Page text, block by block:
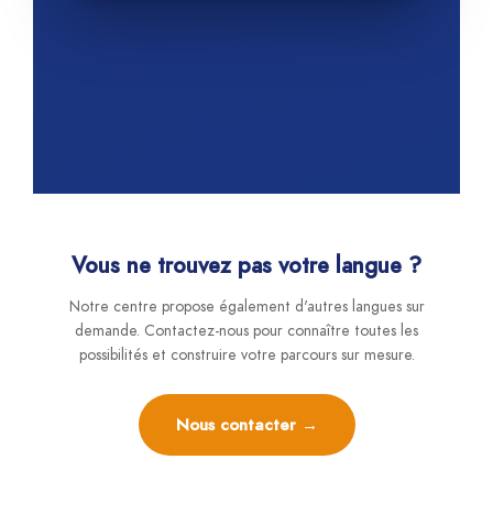
Vous ne trouvez pas votre langue ?
Notre centre propose également d'autres langues sur
demande. Contactez-nous pour connaître toutes les
possibilités et construire votre parcours sur mesure.
Nous contacter →